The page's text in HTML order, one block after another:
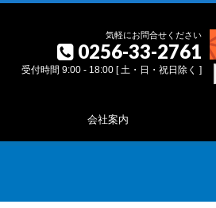
気軽にお問合せください
0256-33-2761
受付時間 9:00 - 18:00 [ 土・日・祝日除く ]
会社案内